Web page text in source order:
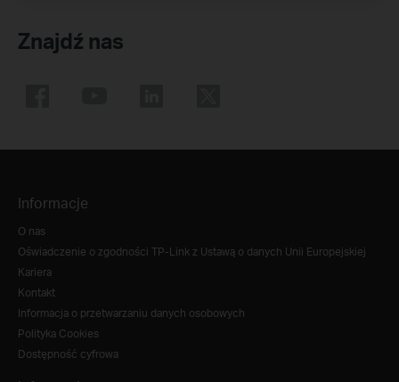
Znajdź nas
Informacje
O nas
Oświadczenie o zgodności TP-Link z Ustawą o danych Unii Europejskiej
Kariera
Kontakt
Informacja o przetwarzaniu danych osobowych
Polityka Cookies
Dostępność cyfrowa